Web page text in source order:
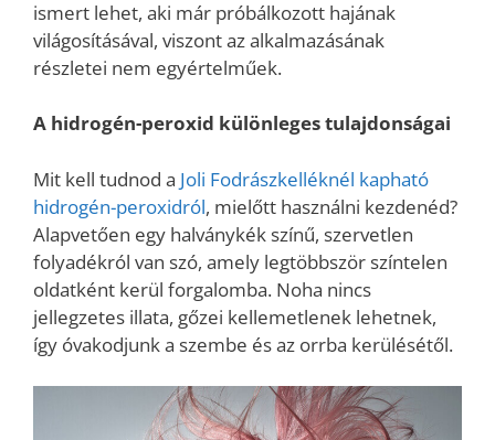
ismert lehet, aki már próbálkozott hajának
világosításával, viszont az alkalmazásának
részletei nem egyértelműek.
A hidrogén-peroxid különleges tulajdonságai
Mit kell tudnod a Joli Fodrászkelléknél kapható
hidrogén-peroxidról, mielőtt használni kezdenéd?
Alapvetően egy halványkék színű, szervetlen
folyadékról van szó, amely legtöbbször színtelen
oldatként kerül forgalomba. Noha nincs
jellegzetes illata, gőzei kellemetlenek lehetnek,
így óvakodjunk a szembe és az orrba kerülésétől.